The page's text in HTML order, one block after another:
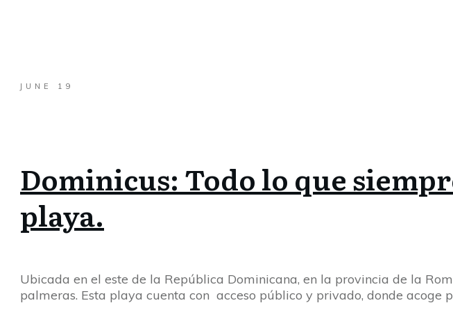
JUNE 19
Dominicus: Todo lo que
playa.
Ubicada en el este de la República Dominicana, en la provincia de la
palmeras. Esta playa cuenta con acceso público y privado, donde acoge